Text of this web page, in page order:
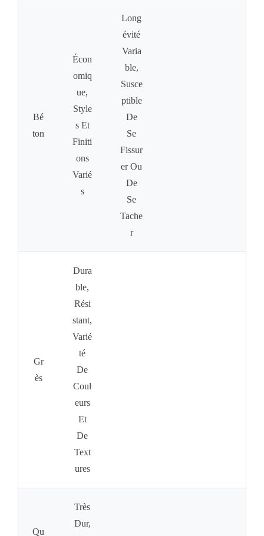
Bé
Ton
Écon
Omiq
Ue,
Style
S Et
Finiti
Ons
Varié
S
Long
Évité
Varia
Ble,
Susce
Ptible
De
Se
Fissur
Er Ou
De
Se
Tache
R
Gr
Ès
Dura
Ble,
Rési
Stant,
Varié
Té
De
Coul
Eurs
Et
De
Text
Ures
Qu
Très
Dur,